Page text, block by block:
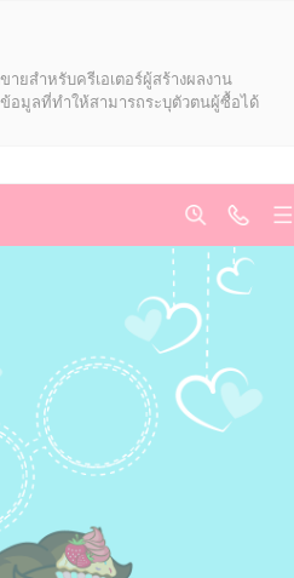
ายสำหรับครีเอเตอร์ผู้สร้างผลงาน
อมูลที่ทำให้สามารถระบุตัวตนผู้ซื้อได้